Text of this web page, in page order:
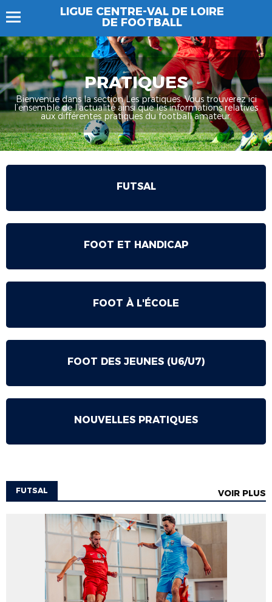
LIGUE CENTRE-VAL DE LOIRE
DE FOOTBALL
PRATIQUES
Bienvenue dans la section Les pratiques. Vous trouverez ici
l’ensemble de l’actualité ainsi que les informations relatives
aux différentes pratiques du football amateur.
FUTSAL
FOOT ET HANDICAP
FOOT À L'ÉCOLE
FOOT DES JEUNES (U6/U7)
NOUVELLES PRATIQUES
FUTSAL VOIR PLUS